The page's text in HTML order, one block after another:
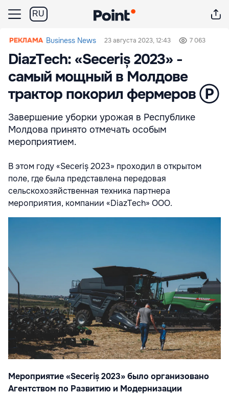
RU
Business News 23 августа 2023, 12:43 7 063
DiazTech: «Seceriș 2023» -
самый мощный в Молдове
трактор покорил фермеров Ⓟ
Завершение уборки урожая в Республике
Молдова принято отмечать особым
мероприятием.
В этом году «Seceriș 2023» проходил в открытом
поле, где была представлена передовая
сельскохозяйственная техника партнера
мероприятия, компании «DiazTech» ООО.
Мероприятие «Seceriș 2023» было организовано
Агентством по Развитию и Модернизации